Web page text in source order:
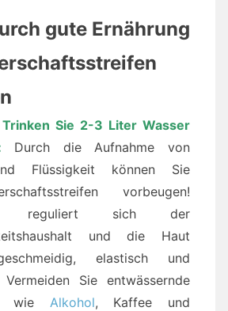
gute Ernährung
Trinken Sie 2-3 Liter Wasser
Durch die Aufnahme von
Flüssigkeit können Sie
vorbeugen!
reguliert sich der
und die Haut
elastisch und
Sie entwässernde
wie Alkohol, Kaffee und